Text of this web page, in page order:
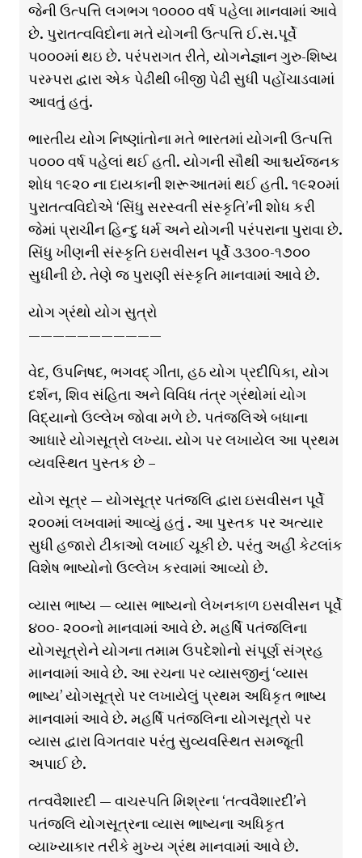
જેની ઉત્પત્તિ લગભગ ૧૦૦૦૦ વર્ષ પહેલા માનવામાં આવે
છે. પુરાતત્વવિદોના મતે યોગની ઉત્પત્તિ ઈ.સ.પૂર્વે
૫૦૦૦માં થઇ છે. પરંપરાગત રીતે, યોગનેજ્ઞાન ગુરુ-શિષ્ય
પરમ્પરા દ્વારા એક પેઢીથી બીજી પેઢી સુધી પહોંચાડવામાં
આવતું હતું.
ભારતીય યોગ નિષ્ણાંતોના મતે ભારતમાં યોગની ઉત્પત્તિ
૫૦૦૦ વર્ષ પહેલાં થઈ હતી. યોગની સૌથી આશ્ચર્યજનક
શોધ ૧૯૨૦ ના દાયકાની શરૂઆતમાં થઈ હતી. ૧૯૨૦માં
પુરાતત્વવિદોએ ‘સિંધુ સરસ્વતી સંસ્કૃતિ’ની શોધ કરી
જેમાં પ્રાચીન હિન્દુ ધર્મ અને યોગની પરંપરાના પુરાવા છે.
સિંધુ ખીણની સંસ્કૃતિ ઇસવીસન પૂર્વે ૩૩૦૦-૧૭૦૦
સુધીની છે. તેણે જ પુરાણી સંસ્કૃતિ માનવામાં આવે છે.
યોગ ગ્રંથો યોગ સુત્રો
———————————
વેદ, ઉપનિષદ, ભગવદ્ ગીતા, હઠ યોગ પ્રદીપિકા, યોગ
દર્શન, શિવ સંહિતા અને વિવિધ તંત્ર ગ્રંથોમાં યોગ
વિદ્યાનો ઉલ્લેખ જોવા મળે છે. પતંજલિએ બધાના
આધારે યોગસૂત્રો લખ્યા. યોગ પર લખાયેલ આ પ્રથમ
વ્યવસ્થિત પુસ્તક છે –
યોગ સૂત્ર — યોગસૂત્ર પતંજલિ દ્વારા ઇસવીસન પૂર્વે
૨૦૦માં લખવામાં આવ્યું હતું . આ પુસ્તક પર અત્યાર
સુધી હજારો ટીકાઓ લખાઈ ચૂકી છે. પરંતુ અહીં કેટલાંક
વિશેષ ભાષ્યોનો ઉલ્લેખ કરવામાં આવ્યો છે.
વ્યાસ ભાષ્ય — વ્યાસ ભાષ્યનો લેખનકાળ ઇસવીસન પૂર્વે
૪૦૦- ૨૦૦નો માનવામાં આવે છે. મહર્ષિ પતંજલિના
યોગસૂત્રોને યોગના તમામ ઉપદેશોનો સંપૂર્ણ સંગ્રહ
માનવામાં આવે છે. આ રચના પર વ્યાસજીનું ‘વ્યાસ
ભાષ્ય’ યોગસૂત્રો પર લખાયેલું પ્રથમ અધિકૃત ભાષ્ય
માનવામાં આવે છે. મહર્ષિ પતંજલિના યોગસૂત્રો પર
વ્યાસ દ્વારા વિગતવાર પરંતુ સુવ્યવસ્થિત સમજૂતી
અપાઈ છે.
તત્વવૈશારદી — વાચસ્પતિ મિશ્રના ‘તત્વવૈશારદી’ને
પતંજલિ યોગસૂત્રના વ્યાસ ભાષ્યના અધિકૃત
વ્યાખ્યાકાર તરીકે મુખ્ય ગ્રંથ માનવામાં આવે છે.